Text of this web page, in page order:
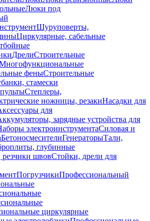
Люки под
Шуруповерты,
Циркулярные, сабельные
ДрелиСтроительные
феныСтроительные
стамески
Степлеры,
ножницы, резакиНасадки для
для
зарядные устройства для
электроинструментаСиловая и
БетоносмесителиГенераторыТали,
глубинные
резчики швовСтойки, дрели для
ПогрузчикиПрофессиональный
циркулярные